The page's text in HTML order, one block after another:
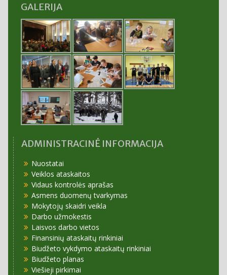
GALERIJA
ADMINISTRACINĖ INFORMACIJA
Nuostatai
Veiklos ataskaitos
Vidaus kontrolės aprašas
Asmens duomenų tvarkymas
Mokytojų skaidri veikla
Darbo užmokestis
Laisvos darbo vietos
Finansinių ataskaitų rinkiniai
Biudžeto vykdymo ataskaitų rinkiniai
Biudžeto planas
Viešieji pirkimai